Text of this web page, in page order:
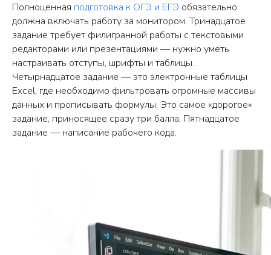
Полноценная подготовка к ОГЭ и ЕГЭ обязательно
должна включать работу за монитором. Тринадцатое
задание требует филигранной работы с текстовыми
редакторами или презентациями — нужно уметь
настраивать отступы, шрифты и таблицы.
Четырнадцатое задание — это электронные таблицы
Excel, где необходимо фильтровать огромные массивы
данных и прописывать формулы. Это самое «дорогое»
задание, приносящее сразу три балла. Пятнадцатое
задание — написание рабочего кода.